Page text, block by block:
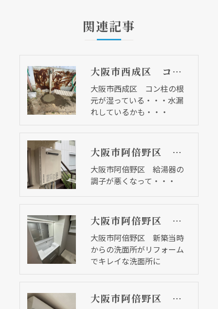
関連記事
大阪市西成区 コン柱の根元が湿っている・・・水漏れしているかも・・・
大阪市西成区 コン柱の根
元が湿っている・・・水漏
れしているかも・・・
大阪市阿倍野区 給湯器の調子が悪くなって・・・
大阪市阿倍野区 給湯器の
調子が悪くなって・・・
大阪市阿倍野区 新築当時からの洗面所がリフォームでキレイな洗面所に
大阪市阿倍野区 新築当時
からの洗面所がリフォーム
でキレイな洗面所に
大阪市阿倍野区 長年使ってきたエアコン２台を同時交換！